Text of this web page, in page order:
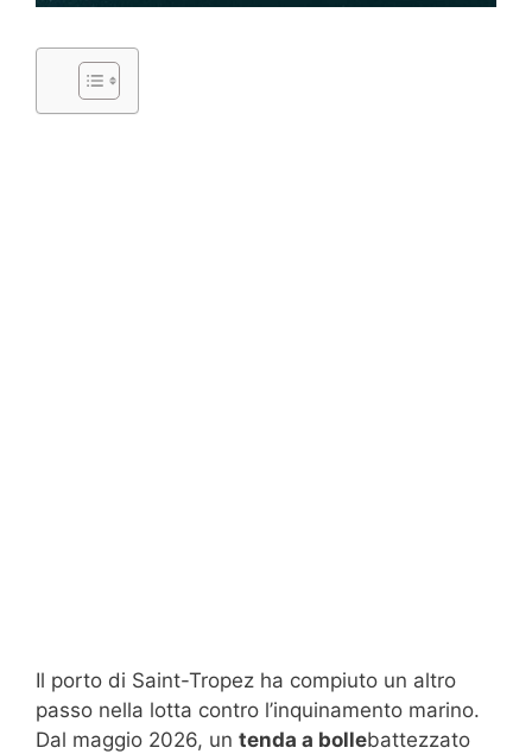
Il porto di Saint-Tropez ha compiuto un altro
passo nella lotta contro l’inquinamento marino.
Dal maggio 2026, un tenda a bollebattezzato